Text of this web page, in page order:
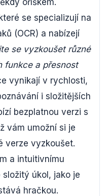
oříškem.
se specializují na
(OCR) a nabízejí
se vyzkoušet různé
funkce a přesnost
vynikají v rychlosti,
i složitějších
bezplatnou verzi s
vám umožní si je
verze vyzkoušet.
a intuitivnímu
úkol, jako je
hračkou.